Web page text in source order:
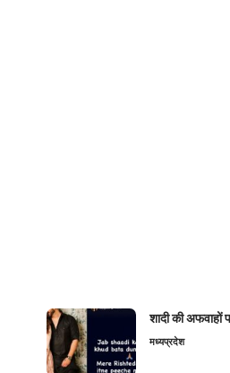
शादी की अफवाहों
मध्यप्रदेश